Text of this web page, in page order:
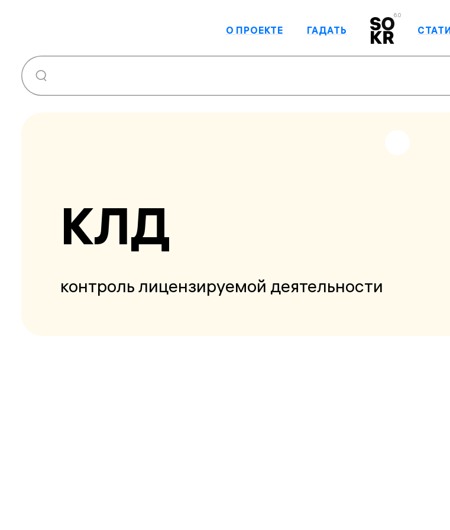
6.0
О ПРОЕКТЕ ГАДАТЬ
КЛД
контроль лицензируемой деятельности